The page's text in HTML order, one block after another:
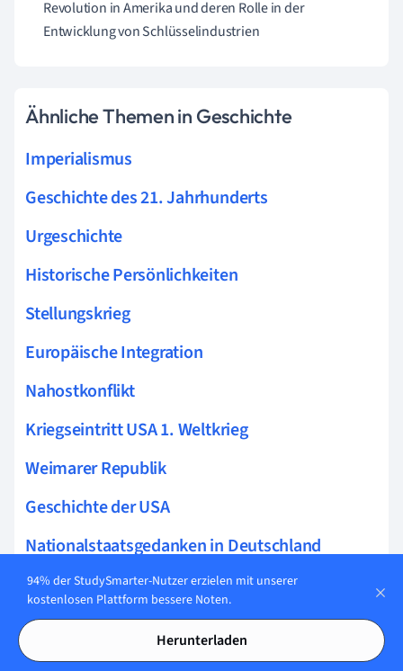
Revolution in Amerika und deren Rolle in der
Entwicklung von Schlüsselindustrien
Ähnliche Themen in Geschichte
Imperialismus
Geschichte des 21. Jahrhunderts
Urgeschichte
Historische Persönlichkeiten
Stellungskrieg
Europäische Integration
Nahostkonflikt
Kriegseintritt USA 1. Weltkrieg
Weimarer Republik
Geschichte der USA
Nationalstaatsgedanken in Deutschland
Geschichtswissenschaft Methoden
Geteiltes Deutschland
Antike
94% der StudySmarter-Nutzer erzielen mit unserer
kostenlosen Plattform bessere Noten.
Herunterladen